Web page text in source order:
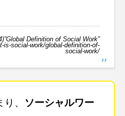
Definition of Social Work”
is-social-work/global-definition-of-
social-work/
、 ソーシャルワー